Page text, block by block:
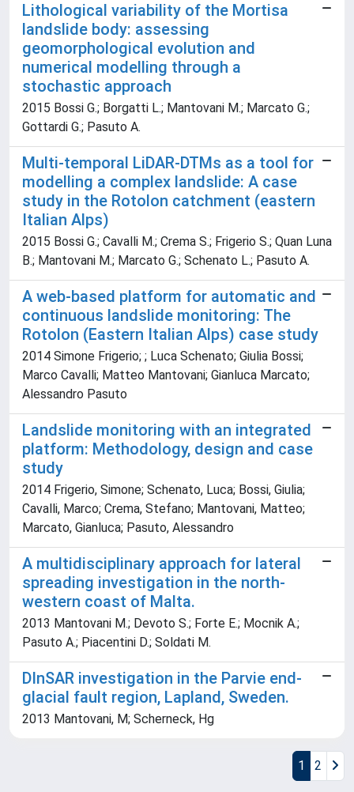
Lithological variability of the Mortisa
landslide body: assessing
geomorphological evolution and
numerical modelling through a
stochastic approach
2015 Bossi G.; Borgatti L.; Mantovani M.; Marcato G.;
Gottardi G.; Pasuto A.
Multi-temporal LiDAR-DTMs as a tool for
modelling a complex landslide: A case
study in the Rotolon catchment (eastern
Italian Alps)
2015 Bossi G.; Cavalli M.; Crema S.; Frigerio S.; Quan Luna
B.; Mantovani M.; Marcato G.; Schenato L.; Pasuto A.
A web-based platform for automatic and
continuous landslide monitoring: The
Rotolon (Eastern Italian Alps) case study
2014 Simone Frigerio; ; Luca Schenato; Giulia Bossi;
Marco Cavalli; Matteo Mantovani; Gianluca Marcato;
Alessandro Pasuto
Landslide monitoring with an integrated
platform: Methodology, design and case
study
2014 Frigerio, Simone; Schenato, Luca; Bossi, Giulia;
Cavalli, Marco; Crema, Stefano; Mantovani, Matteo;
Marcato, Gianluca; Pasuto, Alessandro
A multidisciplinary approach for lateral
spreading investigation in the north-
western coast of Malta.
2013 Mantovani M.; Devoto S.; Forte E.; Mocnik A.;
Pasuto A.; Piacentini D.; Soldati M.
DInSAR investigation in the Parvie end-
glacial fault region, Lapland, Sweden.
2013 Mantovani, M; Scherneck, Hg
1 2